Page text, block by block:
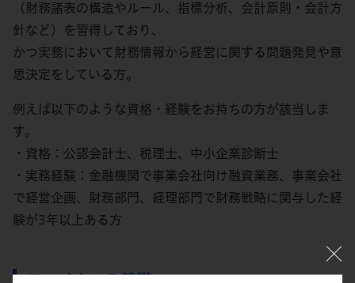
（財務諸表の構造やルール、指標分析、会計原則・会計方
針など）を習得しており、
かつ実務において財務情報から経営に関する問題発見や意
思決定をしている方。
例えば以下のような資格・経験をお持ちの方が該当しま
す。
・資格：公認会計士、税理士、中小企業診断士
・実務経験：金融機関で事業会社向け融資業務、事業会社
で経営企画、財務部門、経理部門で財務戦略に関与した経
験が3年以上ある方
ファイナンス基礎